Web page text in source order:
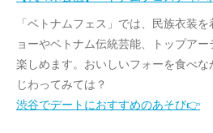
「ベトナムフェス」では、民族衣装
ョーやベトナム伝統芸能、トップア
楽しめます。おいしいフォーを食べ
じわってみては？
渋谷でデートにおすすめのあそび👉